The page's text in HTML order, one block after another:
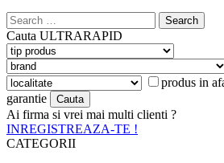
Search
for:
Cauta ULTRARAPID
produs in
garantie
Ai firma si vrei mai multi clienti ?
INREGISTREAZA-TE !
CATEGORII